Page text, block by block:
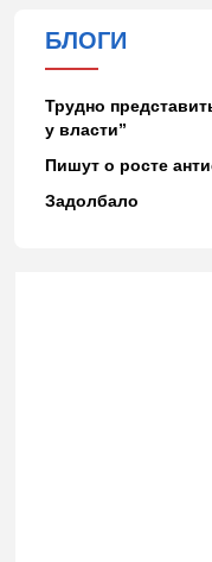
БЛОГИ
Трудно
у власти”
Пишут о росте
Задолбало